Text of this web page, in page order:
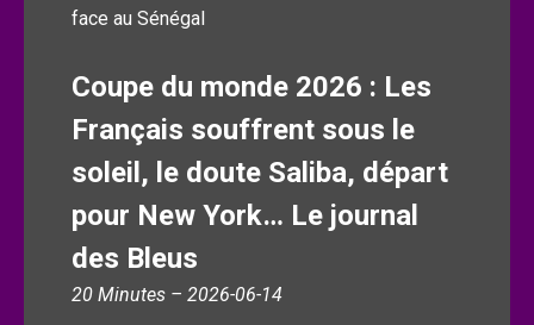
face au Sénégal
Coupe du monde 2026 : Les
Français souffrent sous le
soleil, le doute Saliba, départ
pour New York… Le journal
des Bleus
20 Minutes – 2026-06-14